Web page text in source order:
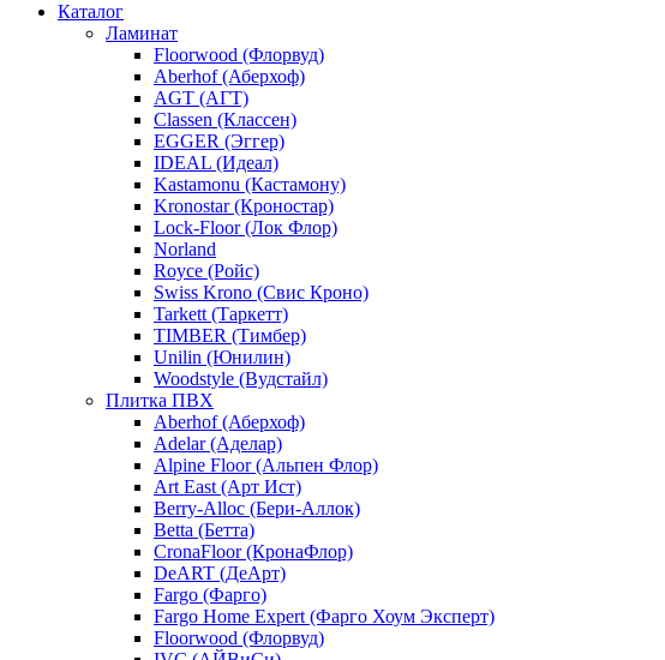
Каталог
Ламинат
Floorwood (Флорвуд)
Aberhof (Аберхоф)
AGT (АГТ)
Classen (Классен)
EGGER (Эггер)
IDEAL (Идеал)
Kastamonu (Кастамону)
Kronostar (Кроностар)
Lock-Floor (Лок Флор)
Norland
Royce (Ройс)
Swiss Krono (Свис Кроно)
Tarkett (Таркетт)
TIMBER (Тимбер)
Unilin (Юнилин)
Woodstyle (Вудстайл)
Плитка ПВХ
Aberhof (Аберхоф)
Adelar (Аделар)
Alpine Floor (Альпен Флор)
Art East (Арт Ист)
Berry-Alloc (Бери-Аллок)
Betta (Бетта)
CronaFloor (КронаФлор)
DeART (ДеАрт)
Fargo (Фарго)
Fargo Home Expert (Фарго Хоум Эксперт)
Floorwood (Флорвуд)